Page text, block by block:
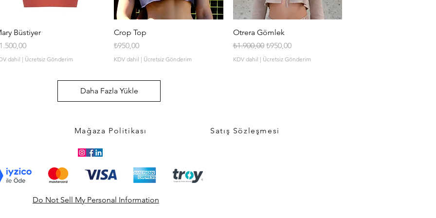
Hızlı Bakış
Büstiyer
dahil | Ücretsiz Gönderim
Crop Top
Fiyat
₺950,00
KDV dahil | Ücretsiz Gönderim
Hızlı Bakış
Otrera Gömlek
Normal Fiyat
₺1.900,00 İndirimli Fiyat
₺950,00
KDV dahil | Ücretsiz Gönderim
Daha Fazla Yükle
Mağaza Politikası Satış Sözleşmesi
Do Not Sell My Personal Information